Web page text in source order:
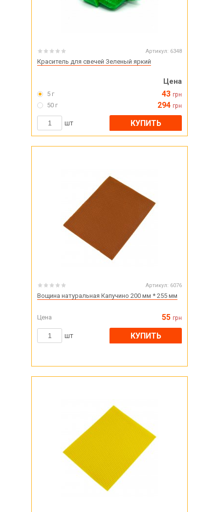
Артикул: 6348
Краситель для свечей Зеленый яркий
Цена
5 г 43 грн
50 г 294 грн
шт КУПИТЬ
Артикул: 6076
Вощина натуральная Капучино 200 мм * 255 мм
Цена 55 грн
шт КУПИТЬ